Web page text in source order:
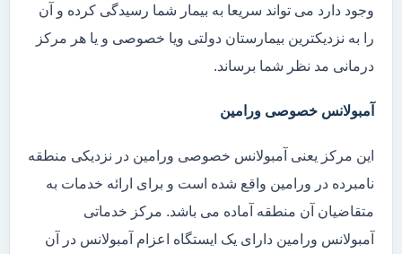
وجود دارد می تواند سریعا به بیمار شما رسیدگی کرده و آن
را به نزدیکترین بیمارستان دولتی ویا خصوصی و یا هر مرکز
درمانی مد نظر شما برساند.
آمبولانس خصوصی ورامین
این مرکز یعنی آمبولانس خصوصی ورامین در نزدیکی منطقه
نامبرده در ورامین واقع شده است و برای ارائه خدمات به
متقاضیان آن منطقه آماده می باشد. مرکز خدماتی
آمبولانس ورامین دارای یک ایستگاه اعزام آمبولانس در آن